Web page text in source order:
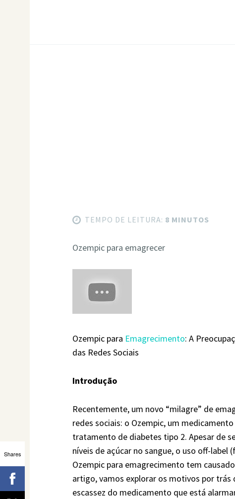
TEMPO DE LEITURA: 8 MINUTOS
Ozempic para emagrecer
Ozempic para Emagrecimento: A
das Redes Sociais
Introdução
Recentemente, um novo “milagre” de
redes sociais: o Ozempic, um
tratamento de diabetes tipo 2. Apesar de
níveis de açúcar no sangue, o uso off-label
Ozempic para emagrecimento tem
artigo, vamos explorar os motivos por trás
escassez do medicamento que está
Shares